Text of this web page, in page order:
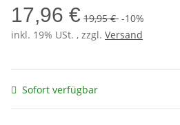
17,96 € 19,95 € -10%
inkl. 19% USt. , zzgl. Versand
Sofort verfügbar